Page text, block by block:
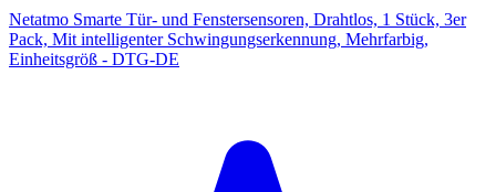
Netatmo Smarte Tür- und Fenstersensoren, Drahtlos, 1 Stück, 3er
Pack, Mit intelligenter Schwingungserkennung, Mehrfarbig,
Einheitsgröß - DTG-DE